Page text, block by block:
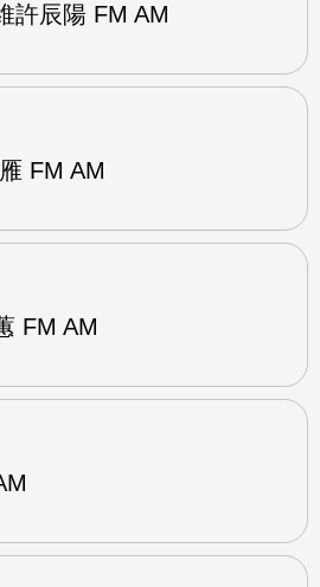
許辰陽 FM AM
FM AM
FM AM